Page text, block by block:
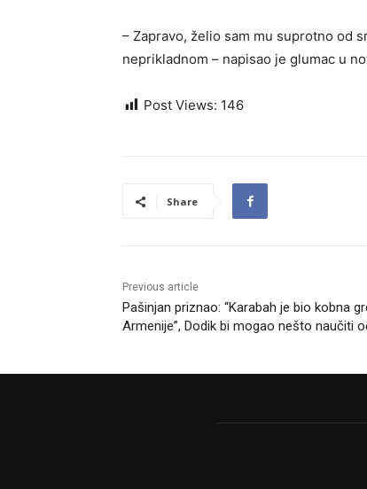
– Zapravo, želio sam mu suprotno od
neprikladnom – napisao je glumac u
Post Views: 146
Share
Previous article
Pašinjan priznao: “Karabah je bio kobna
Armenije”, Dodik bi mogao nešto naučiti